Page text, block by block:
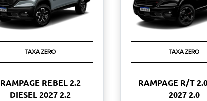
TAXA ZERO
RAMPAGE REBEL 2.2
DIESEL 2027 2.2
TAXA ZERO
RAMPAGE R/T
2027 2.0